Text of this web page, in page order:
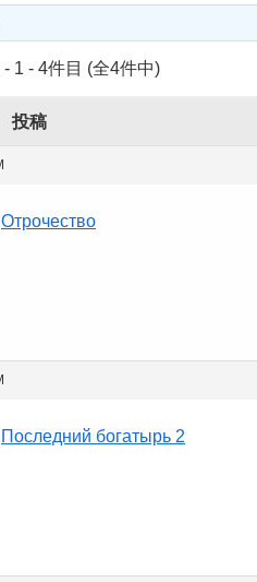
1 - 4件目 (全4件中)
投稿
Отрочество
Последний богатырь 2